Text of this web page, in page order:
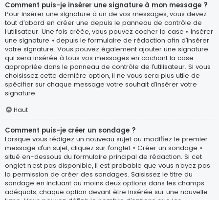
Comment puis-je insérer une signature à mon message ?
Pour insérer une signature à un de vos messages, vous devez
tout d’abord en créer une depuis le panneau de contrôle de
l’utilisateur. Une fois créée, vous pouvez cocher la case « Insérer
une signature » depuis le formulaire de rédaction afin d’insérer
votre signature. Vous pouvez également ajouter une signature
qui sera insérée à tous vos messages en cochant la case
appropriée dans le panneau de contrôle de l’utilisateur. Si vous
choisissez cette dernière option, il ne vous sera plus utile de
spécifier sur chaque message votre souhait d’insérer votre
signature.
Haut
Comment puis-je créer un sondage ?
Lorsque vous rédigez un nouveau sujet ou modifiez le premier
message d’un sujet, cliquez sur l’onglet « Créer un sondage »
situé en-dessous du formulaire principal de rédaction. Si cet
onglet n’est pas disponible, il est probable que vous n’ayez pas
la permission de créer des sondages. Saisissez le titre du
sondage en incluant au moins deux options dans les champs
adéquats, chaque option devant être insérée sur une nouvelle